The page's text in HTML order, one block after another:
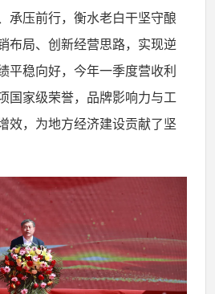
承压前行，衡水老白干坚守酿
布局、创新经营思路，实现逆
平稳向好，今年一季度营收利
国家级荣誉，品牌影响力与工
效，为地方经济建设贡献了坚